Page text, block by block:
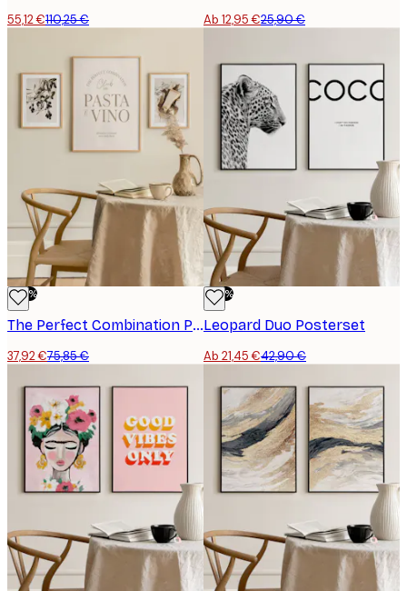
55,12 €110,25 € Ab 12,95 €25,90 €
-50%
The Perfect Combination Postersets
37,92 €75,85 €
-50%
Leopard Duo Posterset
Ab 21,45 €42,90 €